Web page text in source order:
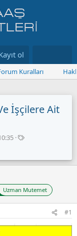
Kaynaklar
ol
Kuralları
İşçilere Ait
E
k
t
l
Uzman Mutemet
#1